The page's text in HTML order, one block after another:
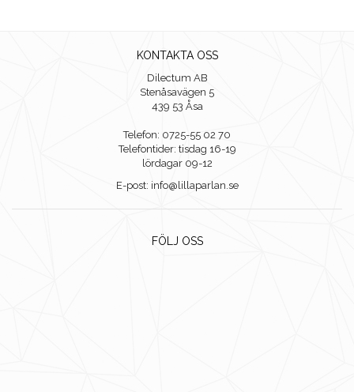
KONTAKTA OSS
Dilectum AB
Stenåsavägen 5
439 53 Åsa
Telefon: 0725-55 02 70
Telefontider: tisdag 16-19
lördagar 09-12
E-post: info@lillaparlan.se
FÖLJ OSS